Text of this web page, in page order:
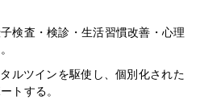
子検査・検診・生活習慣改善・心理
タルツインを駆使し、個別化された
トする。